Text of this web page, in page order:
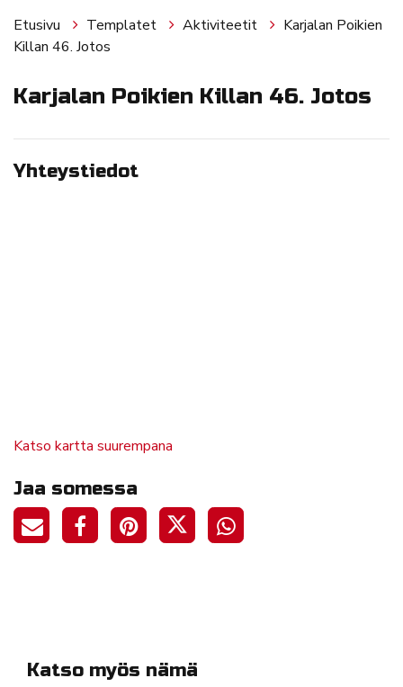
Etusivu Templatet Aktiviteetit
Karjalan Poikien
Killan 46. Jotos
Karjalan Poikien Killan 46. Jotos
Yhteystiedot
Katso kartta suurempana
Jaa somessa
Katso myös nämä